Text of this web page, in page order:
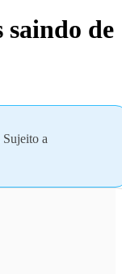
de
a